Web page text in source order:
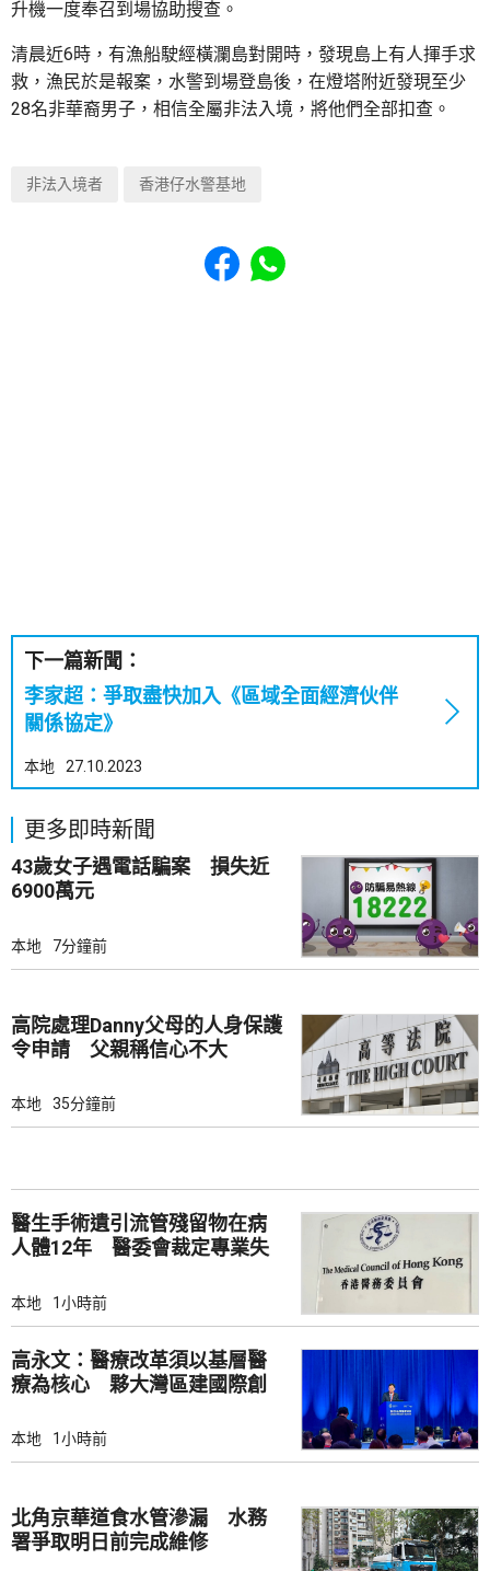
升機一度奉召到場協助搜查。
清晨近6時，有漁船駛經橫瀾島對開時，發現島上有人揮手求
救，漁民於是報案，水警到場登島後，在燈塔附近發現至少
28名非華裔男子，相信全屬非法入境，將他們全部扣查。
非法入境者 香港仔水警基地
Share to Facebook
Share to WhatsApp
下一篇新聞：
李家超：爭取盡快加入《區域全面經濟伙伴
關係協定》
本地 27.10.2023
更多即時新聞
43歲女子遇電話騙案 損失近
6900萬元
本地 7分鐘前
高院處理Danny父母的人身保護
令申請 父親稱信心不大
本地 35分鐘前
醫生手術遺引流管殘留物在病
人體12年 醫委會裁定專業失
本地 1小時前
高永文：醫療改革須以基層醫
療為核心 夥大灣區建國際創
本地 1小時前
北角京華道食水管滲漏 水務
署爭取明日前完成維修